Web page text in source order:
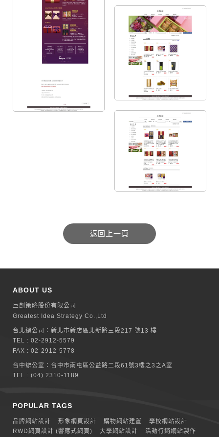
ABOUT US
巨創策略股份有限公司
Greatest Idea Strategy Co.,Ltd
台北總公司：新北巿新店區北新路三段217 號13 樓
TEL :02-2912-5579
FAX : 02-2912-5778
台中辦公室： 台中市南屯區公益路二段61號3樓之3之A室
TEL :(04) 2310-1189
POPULAR TAGS
品牌網站設計 形象網頁設計 購物網站建置
學校網站設計
RWD網頁設計 (響應式網頁)
大學網站設計 活動行銷網站製作